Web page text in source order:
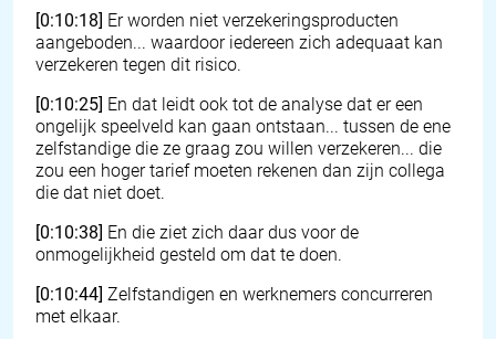
[0:10:18] Er worden niet verzekeringsproducten
aangeboden... waardoor iedereen zich adequaat kan
verzekeren tegen dit risico.
[0:10:25] En dat leidt ook tot de analyse dat er een
ongelijk speelveld kan gaan ontstaan... tussen de ene
zelfstandige die ze graag zou willen verzekeren... die
zou een hoger tarief moeten rekenen dan zijn collega
die dat niet doet.
[0:10:38] En die ziet zich daar dus voor de
onmogelijkheid gesteld om dat te doen.
[0:10:44] Zelfstandigen en werknemers concurreren
met elkaar.